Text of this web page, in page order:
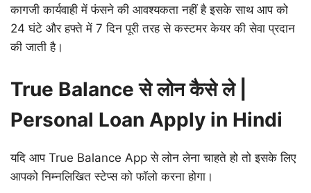
कागजी कार्यवाही में फंसने की आवश्यकता नहीं है इसके साथ आप को
24 घंटे और हफ्ते में 7 दिन पूरी तरह से कस्टमर केयर की सेवा प्रदान
की जाती है।
True Balance से लोन कैसे ले |
Personal Loan Apply in Hindi
यदि आप True Balance App से लोन लेना चाहते हो तो इसके लिए
आपको निम्नलिखित स्टेप्स को फॉलो करना होगा।